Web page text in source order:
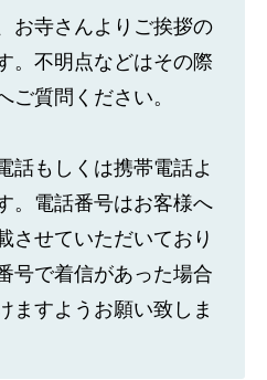
お寺さんよりご挨拶の
。不明点などはその際
ご質問ください。
話もしくは携帯電話よ
。電話番号はお客様へ
させていただいており
号で着信があった場合
ますようお願い致しま